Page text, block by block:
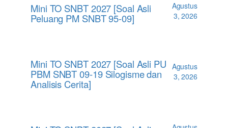
Mini TO SNBT 2027 [Soal Asli
Peluang PM SNBT 95-09]
Agustus
3, 2026
Mini TO SNBT 2027 [Soal Asli PU
PBM SNBT 09-19 Silogisme dan
Analisis Cerita]
Agustus
3, 2026